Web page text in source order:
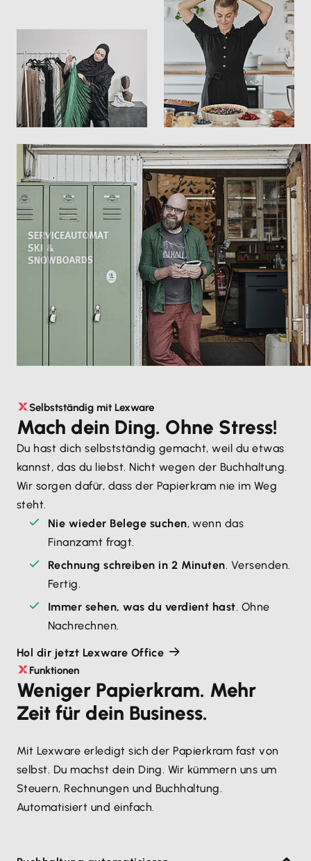
Selbstständig mit Lexware
Mach dein Ding. Ohne Stress!
Du hast dich selbstständig gemacht, weil du etwas
kannst, das du liebst. Nicht wegen der Buchhaltung.
Wir sorgen dafür, dass der Papierkram nie im Weg
steht.
Nie wieder Belege suchen, wenn das
Finanzamt fragt.
Rechnung schreiben in 2 Minuten. Versenden.
Fertig.
Immer sehen, was du verdient hast. Ohne
Nachrechnen.
Hol dir jetzt Lexware Office
Funktionen
Weniger Papierkram. Mehr
Zeit für dein Business.
Mit Lexware erledigt sich der Papierkram fast von
selbst. Du machst dein Ding. Wir kümmern uns um
Steuern, Rechnungen und Buchhaltung.
Automatisiert und einfach.